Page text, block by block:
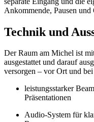
Ankommende, Pausen und
Technik und
Der Raum am Michel ist
ausgestattet und darauf
versorgen – vor Ort und
leistungsstarker
Präsentationen
Audio‑System für